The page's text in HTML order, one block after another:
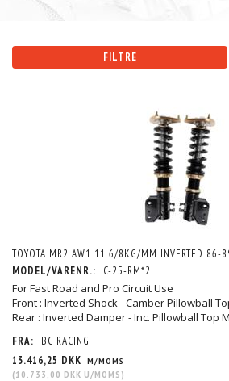
FILTRE
TOYOTA MR2 AW1 11 6/8KG/MM INVERTED 86-
MODEL/VARENR.:
C-25-RM*2
For Fast Road and Pro Circuit Use
Front : Inverted Shock - Camber Pillowball
Rear : Inverted Damper - Inc. Pillowball Top
FRA:
BC RACING
13.416,25 DKK M/MOMS
(10.733,00 DKK U/MOMS )